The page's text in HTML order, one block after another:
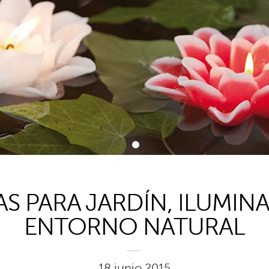
1
PARA JARDÍN,
ENTORNO NATURAL